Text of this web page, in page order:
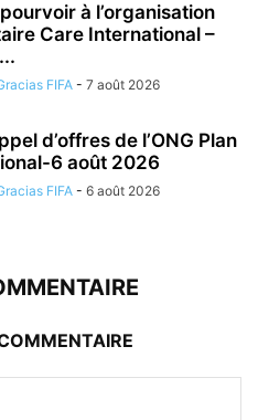
à l’organisation
Care International –
FIFA - 7 août 2026
d’offres de l’ONG Plan
6 août 2026
FIFA - 6 août 2026